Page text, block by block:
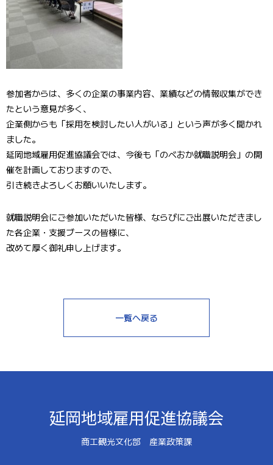
参加者からは、多くの企業の事業内容、業績などの情報収集ができ
たという意見が多く、
企業側からも「採用を検討したい人がいる」という声が多く聞かれ
ました。
延岡地域雇用促進協議会では、今後も「のべおか就職説明会」の開
催を計画しておりますので、
引き続きよろしくお願いいたします。
就職説明会にご参加いただいた皆様、ならびにご出展いただきまし
た各企業・支援ブースの皆様に、
改めて厚く御礼申し上げます。
一覧へ戻る
延岡地域雇用促進協議会
商工観光文化部 産業政策課